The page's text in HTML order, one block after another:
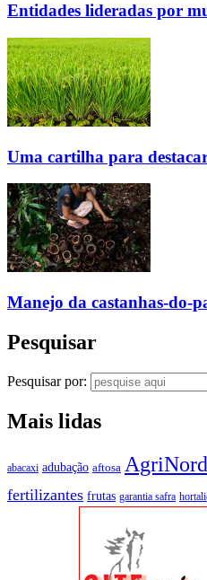
Entidades lideradas por
Uma cartilha para
Manejo da castanhas-do-
Pesquisar
Pesquisar por:
Mais lidas
abacaxi adubação aftosa
fertilizantes frutas garantia safra